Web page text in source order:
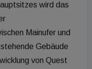
wird das
Mainufer und
Gebäude
von Quest